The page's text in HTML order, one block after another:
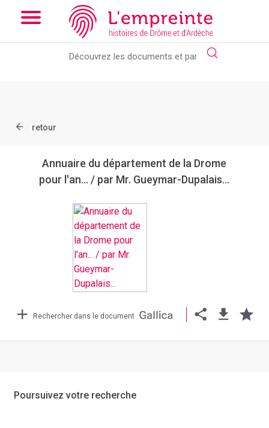
Array ( [slug] => document [ref] => bpt6k97618734 )
new slick-theme.css if you want the default styling
retour
Annuaire du département de la Drome
pour l'an... / par Mr. Gueymar-Dupalais...
Rechercher dans le document
Poursuivez votre recherche